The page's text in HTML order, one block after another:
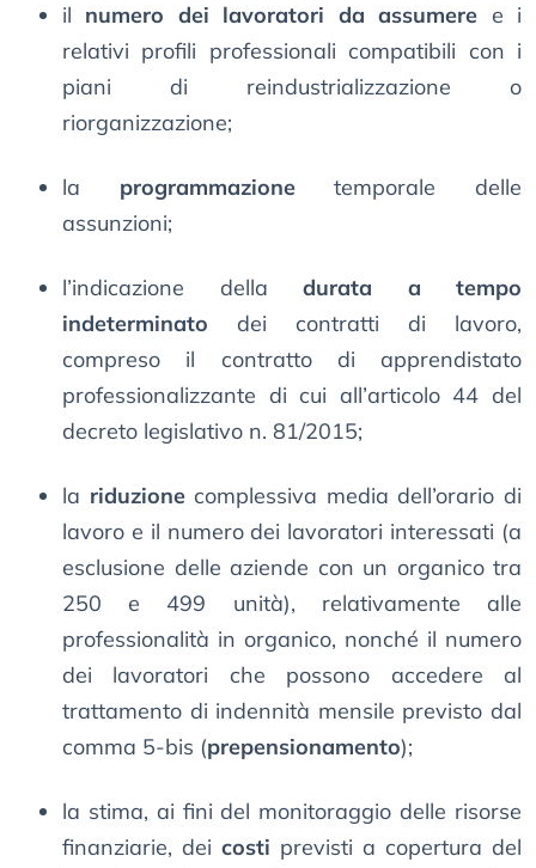
il numero dei lavoratori da assumere e i
relativi profili professionali compatibili con i
piani di reindustrializzazione o
riorganizzazione;
la programmazionetemporale delle
assunzioni;
l’indicazione della durata a tempo
indeterminato dei contratti di lavoro,
compreso il contratto di apprendistato
professionalizzante di cui all’articolo 44 del
decreto legislativo n. 81/2015;
la riduzionecomplessiva media dell’orario di
lavoro e il numero dei lavoratori interessati (a
esclusione delle aziende con un organico tra
250 e 499 unità), relativamente alle
professionalità in organico, nonché il numero
dei lavoratori che possono accedere al
trattamento di indennità mensile previsto dal
comma 5-bis (prepensionamento);
la stima, ai fini del monitoraggio delle risorse
finanziarie, dei costi previsti a copertura del